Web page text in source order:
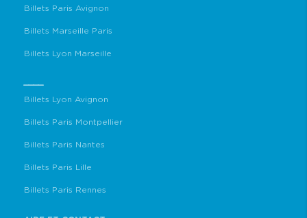
Billets Paris Avignon
Billets Marseille Paris
Billets Lyon Marseille
Billets Lyon Avignon
Billets Paris Montpellier
Billets Paris Nantes
Billets Paris Lille
Billets Paris Rennes